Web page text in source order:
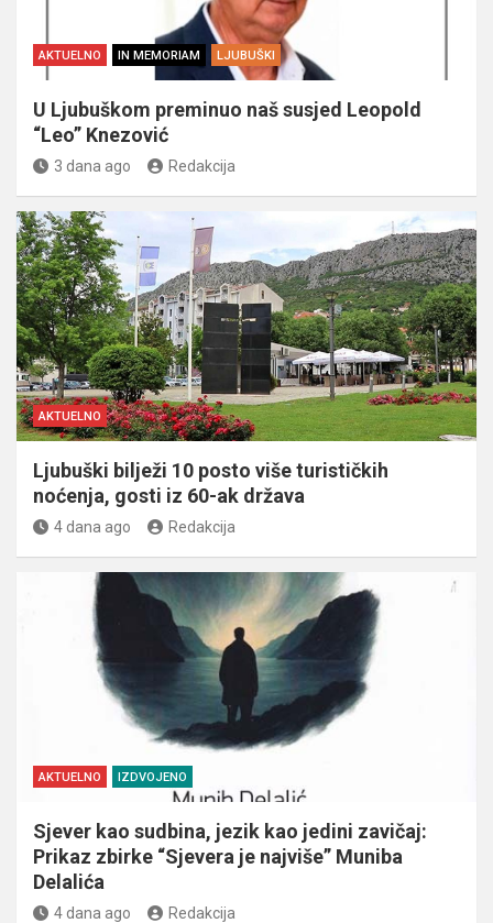
AKTUELNO IN MEMORIAM LJUBUŠKI
U Ljubuškom preminuo naš susjed Leopold
“Leo” Knezović
3 dana ago Redakcija
AKTUELNO
Ljubuški bilježi 10 posto više turističkih
noćenja, gosti iz 60-ak država
4 dana ago Redakcija
AKTUELNO IZDVOJENO
Sjever kao sudbina, jezik kao jedini zavičaj:
Prikaz zbirke “Sjevera je najviše” Muniba
Delalića
4 dana ago Redakcija